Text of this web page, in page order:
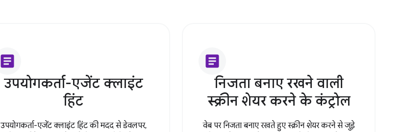
article
उपयोगकर्ता-एजेंट क्लाइंट
हिंट
उपयोगकर्ता-एजेंट क्लाइंट हिंट की मदद से डेवलपर,
article
निजता बनाए रखने वाली
स्क्रीन शेयर करने के कंट्रोल
वेब पर निजता बनाए रखते हुए स्क्रीन शेयर करने से जुड़े